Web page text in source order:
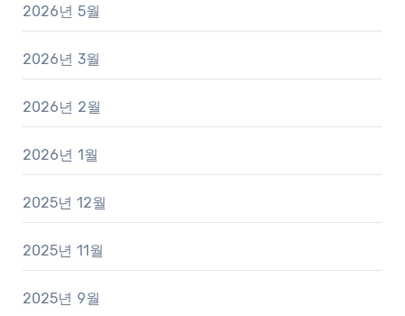
2026년 5월
2026년 3월
2026년 2월
2026년 1월
2025년 12월
2025년 11월
2025년 9월